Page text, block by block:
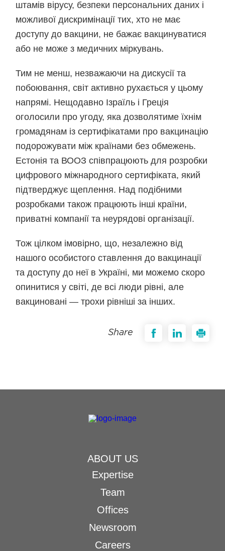
штамів вірусу, безпеки персональних даних і
можливої дискримінації тих, хто не має
доступу до вакцини, не бажає вакцинуватися
або не може з медичних міркувань.
Тим не менш, незважаючи на дискусії та
побоювання, світ активно рухається у цьому
напрямі. Нещодавно Ізраїль і Греція
оголосили про угоду, яка дозволятиме їхнім
громадянам із сертифікатами про вакцинацію
подорожувати між країнами без обмежень.
Естонія та ВООЗ співпрацюють для розробки
цифрового міжнародного сертифіката, який
підтверджує щеплення. Над подібними
розробками також працюють інші країни,
приватні компанії та неурядові організації.
Тож цілком імовірно, що, незалежно від
нашого особистого ставлення до вакцинації
та доступу до неї в Україні, ми можемо скоро
опинитися у світі, де всі люди рівні, але
вакциновані — трохи рівніші за інших.
Share
ABOUT US
Expertise
Team
Offices
Newsroom
Careers